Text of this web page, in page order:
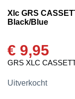
Xlc GRS
Black/Blue
€ 9,95
GRS XLC
Uitverkocht